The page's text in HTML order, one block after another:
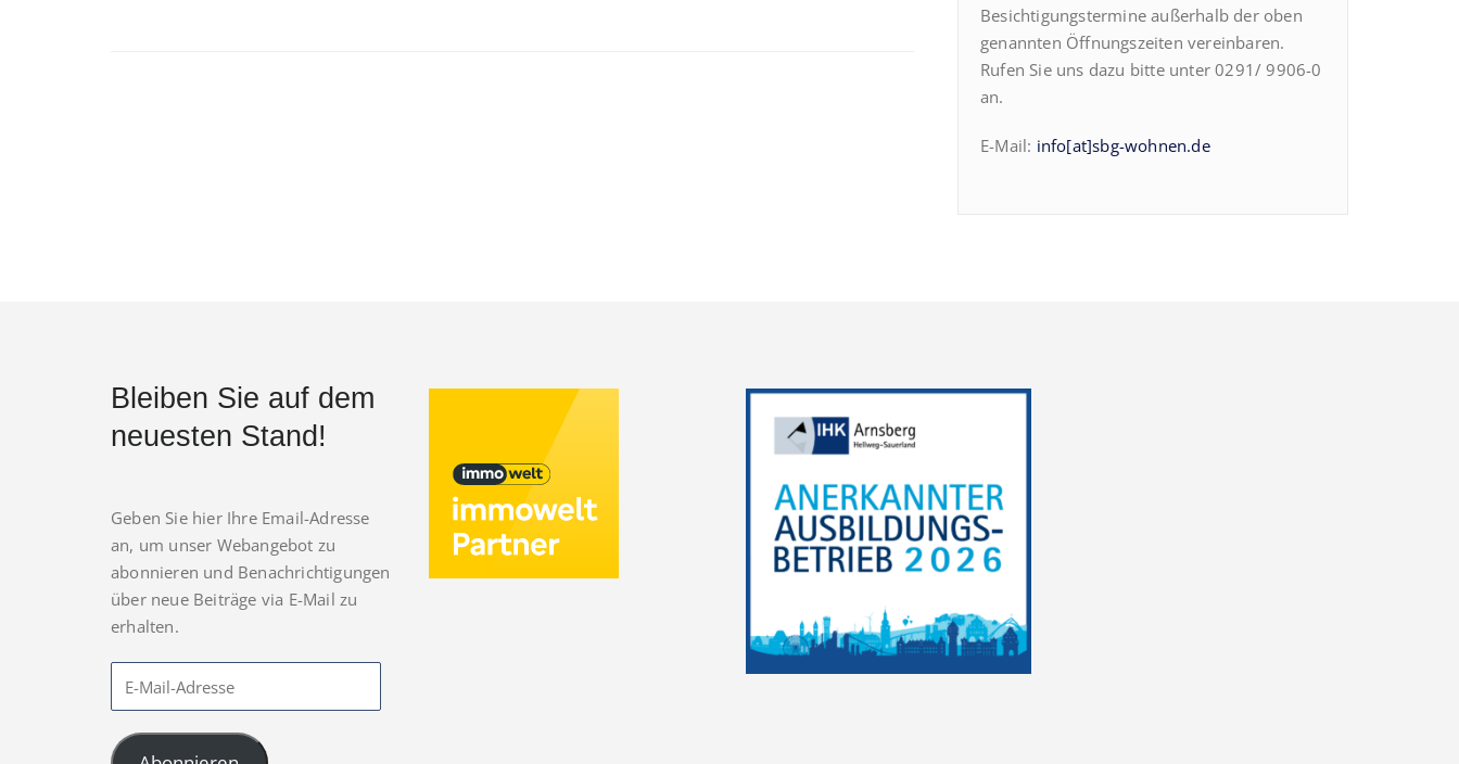
Besichtigungstermine außerhalb der oben
genannten Öffnungszeiten vereinbaren.
Rufen Sie uns dazu bitte unter 0291/ 9906-0
an.
E-Mail: info[at]sbg-wohnen.de
Bleiben Sie auf dem
neuesten Stand!
Geben Sie hier Ihre Email-Adresse
an, um unser Webangebot zu
abonnieren und Benachrichtigungen
über neue Beiträge via E-Mail zu
erhalten.